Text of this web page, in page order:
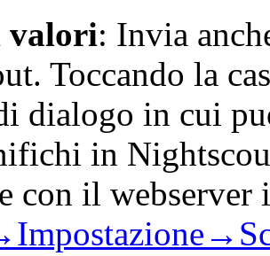
valori: Invia
Toccando la
dialogo in cui
in
con il webserver